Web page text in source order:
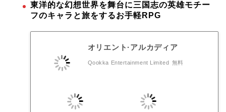
東洋的な幻想世界を舞台に三国志の英雄モチー
フのキャラと旅をするお手軽RPG
オリエント·アルカディア
Qookka Entertainment Limited 無料